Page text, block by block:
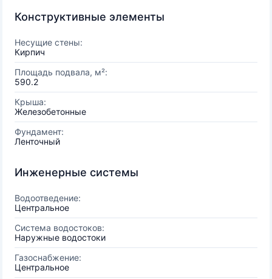
Конструктивные элементы
Несущие стены:
Кирпич
Площадь подвала, м²:
590.2
Крыша:
Железобетонные
Фундамент:
Ленточный
Инженерные системы
Водоотведение:
Центральное
Система водостоков:
Наружные водостоки
Газоснабжение:
Центральное